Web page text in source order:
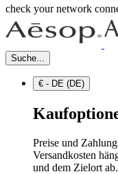
check your network
Suche...
€ - DE (DE)
Preise und
Versandkosten
und dem Zielort ab.